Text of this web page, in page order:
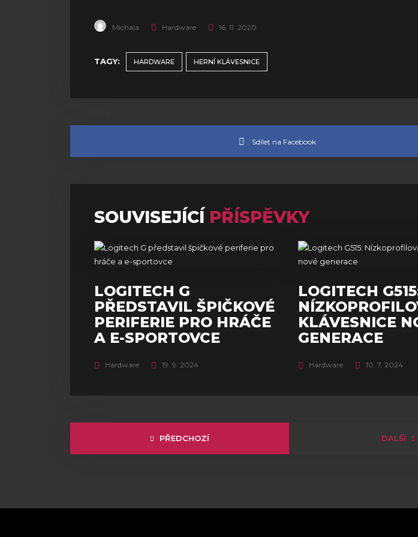
Michala Hardware 16. 11. 2020
TAGY: HARDWARE HERNÍ KLÁVESNICE
Sdílet na Facebook
SOUVISEJÍCÍ PŘÍSPĚVKY
LOGITECH G
PŘEDSTAVIL ŠPIČKOVÉ
PERIFERIE PRO HRÁČE
A E-SPORTOVCE
Hardware 19. 9. 2024
LOGITECH
KLÁVESNICE
GENERACE
Hardware 10. 7. 2024
PŘEDCHOZÍ DALŠÍ